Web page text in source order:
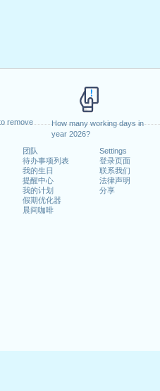
remove
How many working days in
year 2026?
团队
待办事项列表
我的生日
提醒中心
我的计划
假期优化器
晨间咖啡
Settings
登录页面
联系我们
法律声明
分享